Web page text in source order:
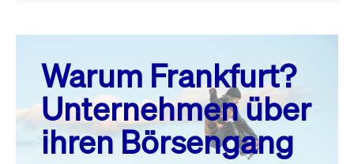
August 26
MO. DI. MI. DO. FR. SA. SO.
1
2
3
4 5 6 7 8
Warum Frankfurt?
Unternehmen über
ihren Börsengang